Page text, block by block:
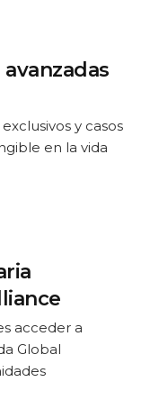
y casos
en la vida
acceder a
Global